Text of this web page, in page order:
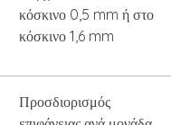
κόσκινο 0,5 mm ή στο
κόσκινο 1,6 mm
Προσδιορισμός